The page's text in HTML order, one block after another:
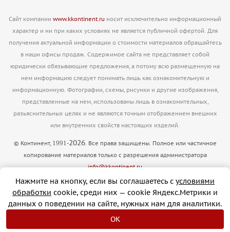
Сайт компании www.kkontinent.ru носит исключительно информационный
характер и ни при каких условиях не является публичной офертой. Для
получения актуальной информации о стоимости материалов обращайтесь
в наши офисы продаж. Содержимое сайта не представляет собой
юридически обязывающие предложения, а потому всю размещенную на
нем информацию следует понимать лишь как ознакомительную и
информационную. Фотографии, схемы, рисунки и другие изображения,
представленные на нем, использованы лишь в ознакомительных,
разьяснительных целях и не являются точным отображением внешних
или внутренних свойств настоящих изделий.
© Континент, 1991-2026. Все права защищены. Полное или частичное
копирование материалов только с разрешения администратора
info@kkontinent.ru
Версия для печати
Нажмите на кнопку, если вы соглашаетесь с условиями
обработки cookie, cреди них — cookie Яндекс.Метрики и
данных о поведении на сайте, нужных нам для аналитики.
OK